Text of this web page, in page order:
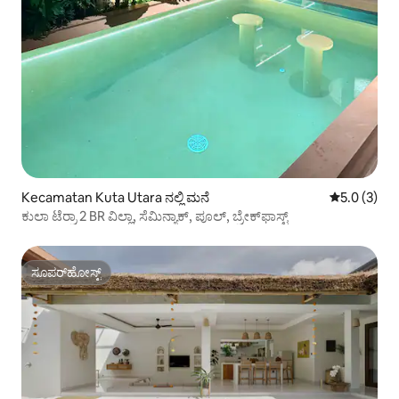
Kecamatan Kuta Utara ನಲ್ಲಿ ಮನೆ 5 ರಲ್ಲಿ 5.0
5.0 (3)
ಕುಲಾ ಟೆರ್ರಾ 2 BR ವಿಲ್ಲಾ, ಸೆಮಿನ್ಯಾಕ್, ಪೂಲ್, ಬ್ರೇಕ್‌ಫಾಸ್ಟ್
ಸೂಪರ್‌ಹೋಸ್ಟ್
ಸೂಪರ್‌ಹೋಸ್ಟ್